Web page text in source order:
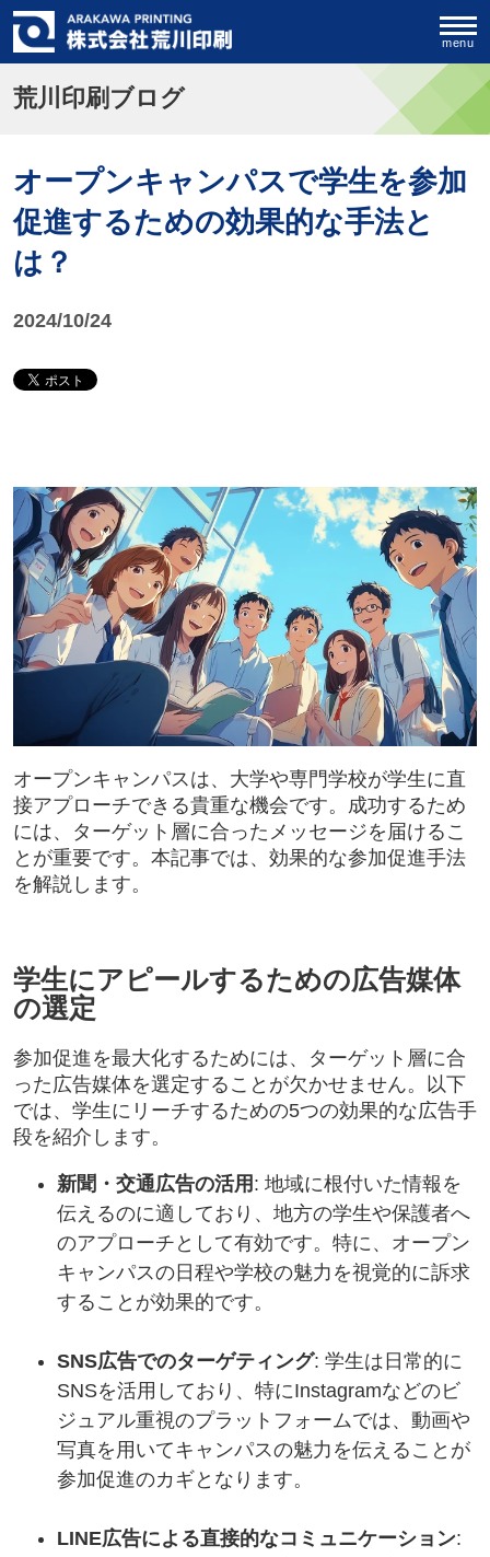
menu
荒川印刷ブログ
オープンキャンパスで学生を参加
促進するための効果的な手法と
は？
2024/10/24
オープンキャンパスは、大学や専門学校が学生に直
接アプローチできる貴重な機会です。成功するため
には、ターゲット層に合ったメッセージを届けるこ
とが重要です。本記事では、効果的な参加促進手法
を解説します。
学生にアピールするための広告媒体
の選定
参加促進を最大化するためには、ターゲット層に合
った広告媒体を選定することが欠かせません。以下
では、学生にリーチするための5つの効果的な広告手
段を紹介します。
新聞・交通広告の活用 : 地域に根付いた情報を
伝えるのに適しており、地方の学生や保護者へ
のアプローチとして有効です。特に、オープン
キャンパスの日程や学校の魅力を視覚的に訴求
することが効果的です。
SNS広告でのターゲティング: 学生は日常的に
SNSを活用しており、特にInstagramなどのビ
ジュアル重視のプラットフォームでは、動画や
写真を用いてキャンパスの魅力を伝えることが
参加促進のカギとなります。
LINE広告による直接的なコミュニケーション: